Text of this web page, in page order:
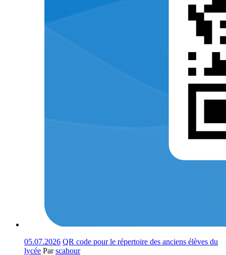
05.07.2026 QR code pour le répertoire des anciens élèves du
lycée Parscahour